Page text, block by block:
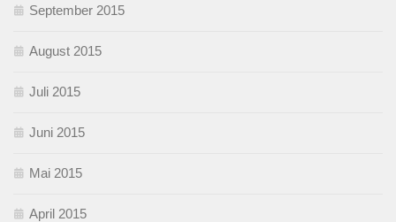
September 2015
August 2015
Juli 2015
Juni 2015
Mai 2015
April 2015